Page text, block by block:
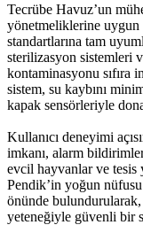
Tecrübe Havuz’un
yönetmeliklerine uygun
standartlarına tam
sterilizasyon sistemleri
kontaminasyonu sıfıra
sistem, su kaybını
kapak sensörleriyle
Kullanıcı deneyimi
imkanı, alarm
evcil hayvanlar ve tesis
Pendik’in yoğun
önünde
yeteneğiyle güvenli bir